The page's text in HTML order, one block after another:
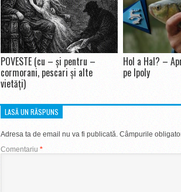
POVESTE (cu – și pentru –
cormorani, pescari și alte
vietăți)
Hol a Hal? –
pe Ipoly
LASĂ UN RĂSPUNS
Adresa ta de email nu va fi publicată. Câmpurile
Comentariu *